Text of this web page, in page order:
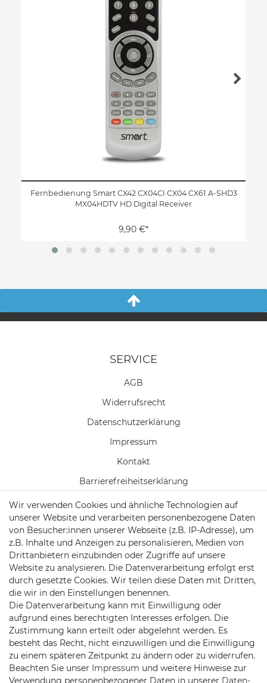
Fernbedienung Smart CX42 CX04CI CX04 CX61 A-SHD3
MX04HDTV HD Digital Receiver
9,90 €*
SERVICE
AGB
Widerrufs­recht
Daten­schutz­erklärung
Impressum
Kontakt
Barrierefreiheitserklärung
Widerrufs­formular
Zahlung & Versand
Batteriehinweise
KONTAKT
Telefon:09721 / 9453362
Mail:info@satshopping.de
Wir verwenden Cookies und ähnliche Technologien auf
unserer Website und verarbeiten personenbezogene Daten
von Besucher:innen unserer Webseite (z.B. IP-Adresse), um
z.B. Inhalte und Anzeigen zu personalisieren, Medien von
Drittanbietern einzubinden oder Zugriffe auf unsere
Website zu analysieren. Die Datenverarbeitung erfolgt erst
durch gesetzte Cookies. Wir teilen diese Daten mit Dritten,
die wir in den Einstellungen benennen.
Die Datenverarbeitung kann mit Einwilligung oder
aufgrund eines berechtigten Interesses erfolgen. Die
Zustimmung kann erteilt oder abgelehnt werden. Es
besteht das Recht, nicht einzuwilligen und die Einwilligung
zu einem späteren Zeitpunkt zu ändern oder zu widerrufen.
Beachten Sie unser Impressum und weitere Hinweise zur
Verwendung personenbezogener Daten in unserer Daten­